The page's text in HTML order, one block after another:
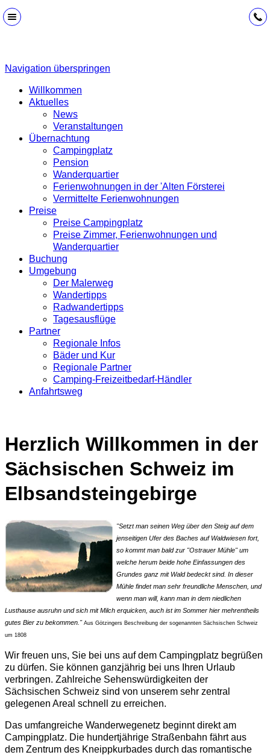
Navigation überspringen
Willkommen
Aktuelles
News
Veranstaltungen
Übernachtung
Campingplatz
Pension
Wanderquartier
Ferienwohnungen in der 'Alten Försterei
Vermittelte Ferienwohnungen
Preise
Preise Campingplatz
Preise Zimmer, Ferienwohnungen und
Wanderquartier
Buchung
Umgebung
Der Malerweg
Wandertipps
Radwandertipps
Tagesausflüge
Partner
Regionale Infos
Bäder und Kur
Regionale Partner
Camping-Freizeitbedarf-Händler
Anfahrtsweg
Herzlich Willkommen in der
Sächsischen Schweiz im
Elbsandsteingebirge
"Setzt man seinen Weg über den Steig auf dem
jenseitigen Ufer des Baches auf Waldwiesen fort,
so kommt man bald zur "Ostrauer Mühle" um
welche herum beide hohe Einfassungen des
Grundes ganz mit Wald bedeckt sind. In dieser
Mühle findet man sehr freundliche Menschen, und
wenn man will, kann man in dem niedlichen
Lusthause ausruhn und sich mit Milch erquicken, auch ist im Sommer hier mehrentheils
gutes Bier zu bekommen." Aus Götzingers Beschreibung der sogenannten Sächsischen Schweiz
um 1808
Wir freuen uns, Sie bei uns auf dem Campingplatz begrüßen
zu dürfen. Sie können ganzjährig bei uns Ihren Urlaub
verbringen. Zahlreiche Sehenswürdigkeiten der
Sächsischen Schweiz sind von unserem sehr zentral
gelegenen Areal schnell zu erreichen.
Das umfangreiche Wanderwegenetz beginnt direkt am
Campingplatz. Die hundertjährige Straßenbahn fährt aus
dem Zentrum des Kneippkurbades durch das romantische